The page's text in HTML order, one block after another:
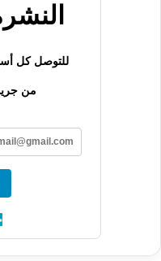
للتوصل كل
من